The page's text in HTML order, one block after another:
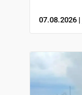
07.08.2026 |